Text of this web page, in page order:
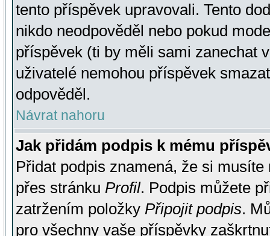
tento příspěvek upravovali. Tento
nikdo neodpověděl nebo pokud
příspěvek (ti by měli sami zanechat
uživatelé nemohou příspěvek
odpověděl.
Návrat nahoru
Jak přidám podpis k mému
Přidat podpis znamená, že si
přes stránku Profil. Podpis můžete
zatržením položky Připojit podpis.
pro všechny vaše příspěvky